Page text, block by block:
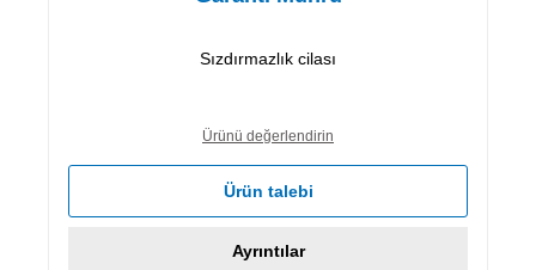
Sızdırmazlık cilası
Ürünü değerlendirin
Ürün talebi
Ayrıntılar